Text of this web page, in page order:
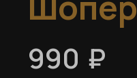
990 ₽